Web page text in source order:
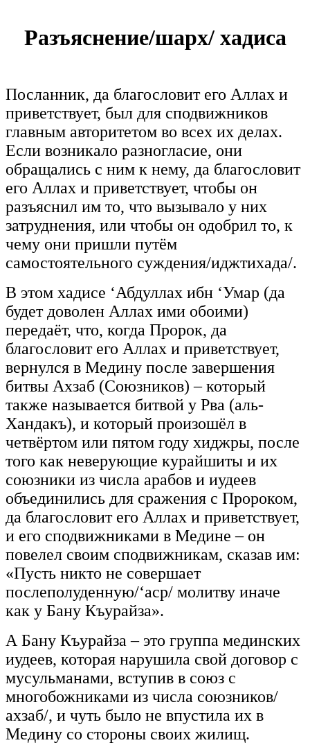
Разъяснение/шарх/ хадиса
Посланник, да благословит его Аллах и
приветствует, был для сподвижников
главным авторитетом во всех их делах.
Если возникало разногласие, они
обращались с ним к нему, да благословит
его Аллах и приветствует, чтобы он
разъяснил им то, что вызывало у них
затруднения, или чтобы он одобрил то, к
чему они пришли путём
самостоятельного суждения/иджтихада/.
В этом хадисе ‘Абдуллах ибн ‘Умар (да
будет доволен Аллах ими обоими)
передаёт, что, когда Пророк, да
благословит его Аллах и приветствует,
вернулся в Медину после завершения
битвы Ахзаб (Союзников) – который
также называется битвой у Рва (аль-
Хандакъ), и который произошёл в
четвёртом или пятом году хиджры, после
того как неверующие курайшиты и их
союзники из числа арабов и иудеев
объединились для сражения с Пророком,
да благословит его Аллах и приветствует,
и его сподвижниками в Медине – он
повелел своим сподвижникам, сказав им:
«Пусть никто не совершает
послеполуденную/‘аср/ молитву иначе
как у Бану Къурайза».
А Бану Къурайза – это группа мединских
иудеев, которая нарушила свой договор с
мусульманами, вступив в союз с
многобожниками из числа союзников/
ахзаб/, и чуть было не впустила их в
Медину со стороны своих жилищ.